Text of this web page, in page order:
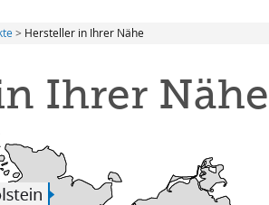
Hersteller in Ihrer Nähe
Ihrer Nähe